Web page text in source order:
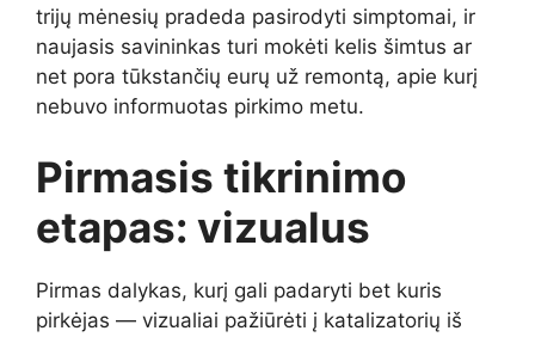
trijų mėnesių pradeda pasirodyti simptomai, ir
naujasis savininkas turi mokėti kelis šimtus ar
net pora tūkstančių eurų už remontą, apie kurį
nebuvo informuotas pirkimo metu.
Pirmasis tikrinimo
etapas: vizualus
Pirmas dalykas, kurį gali padaryti bet kuris
pirkėjas — vizualiai pažiūrėti į katalizatorių iš